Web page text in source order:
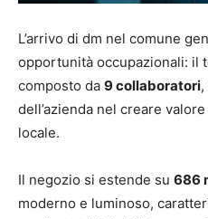
L’arrivo di dm nel comune
opportunità occupazionali: il
composto da 9 collaboratori
dell’azienda nel creare
locale.
Il negozio si estende su 686
moderno e luminoso,